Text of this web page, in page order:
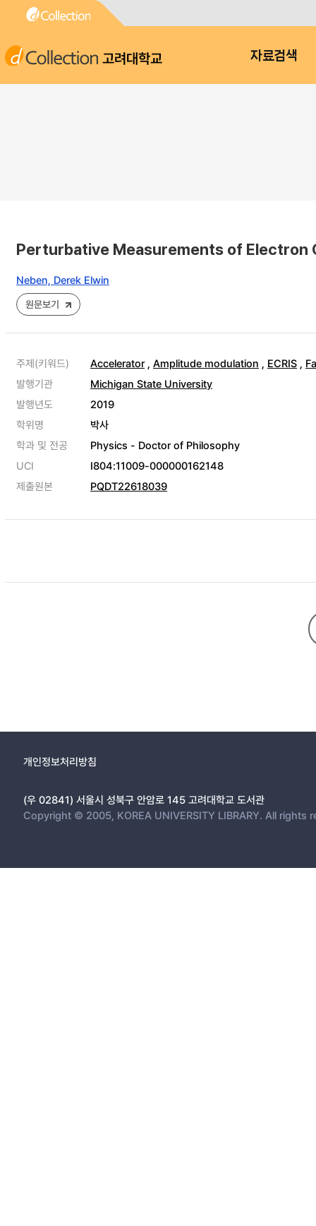
고려대학교 자료검색
Perturbative Measurements of Electron
Neben, Derek Elwin
원문보기
주제(키워드) Accelerator, Amplitude modulation , ECRIS ,
발행기관
Michigan State University
발행년도
2019
학위명
박사
학과 및 전공
Physics - Doctor of Philosophy
UCI
I804:11009-000000162148
제출원본
PQDT22618039
개인정보처리방침
(우 02841) 서울시 성북구 안암로 145 고려대학교 도서관
Copyright © 2005, KOREA UNIVERSITY LIBRARY. All rights